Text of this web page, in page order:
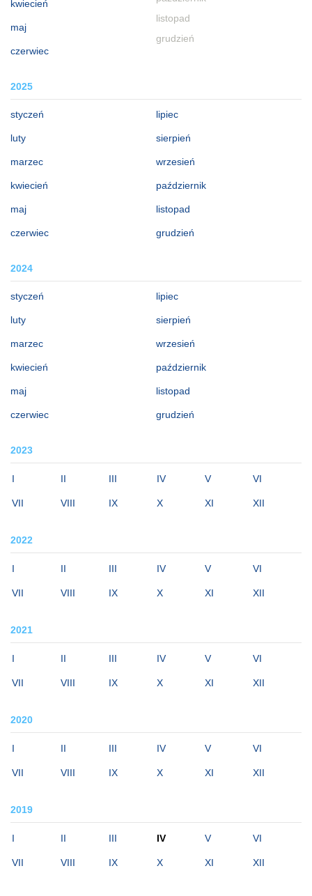
kwiecień
maj
czerwiec
listopad
grudzień
2025
styczeń
luty
marzec
kwiecień
maj
czerwiec
lipiec
sierpień
wrzesień
październik
listopad
grudzień
2024
styczeń
luty
marzec
kwiecień
maj
czerwiec
lipiec
sierpień
wrzesień
październik
listopad
grudzień
2023
I II III IV V VI
VII VIII IX X XI XII
2022
I II III IV V VI
VII VIII IX X XI XII
2021
I II III IV V VI
VII VIII IX X XI XII
2020
I II III IV V VI
VII VIII IX X XI XII
2019
I II III IV V VI
VII VIII IX X XI XII